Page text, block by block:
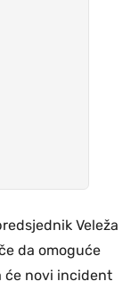
Veleža
da omoguće
će novi incident